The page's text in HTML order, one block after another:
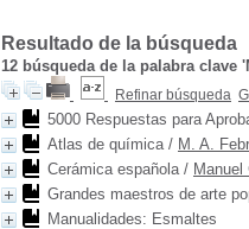
Resultado de la búsqueda
12 búsqueda de la palabra clave
Refinar búsqueda
5000 Respuestas para
Atlas de química/ M. A.
Cerámica española/
Grandes maestros de arte
Manualidades: Esmaltes